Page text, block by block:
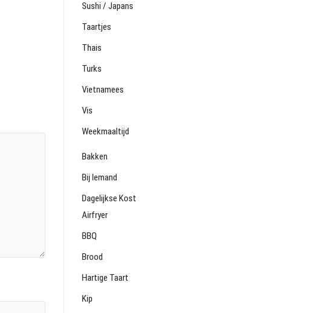
Sushi / Japans
Taartjes
Thais
Turks
Vietnamees
Vis
Weekmaaltijd
Bakken
Bij Iemand
Dagelijkse Kost
Airfryer
BBQ
Brood
Hartige Taart
Kip